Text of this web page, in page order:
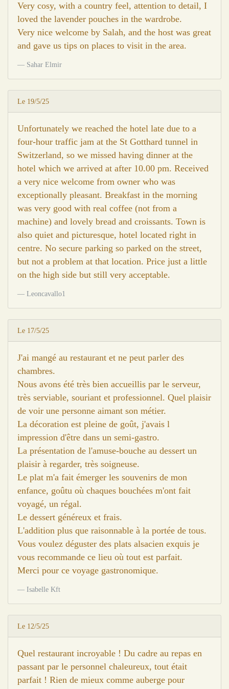
Very cosy, with a country feel, attention to detail, I
loved the lavender pouches in the wardrobe.
Very nice welcome by Salah, and the host was great
and gave us tips on places to visit in the area.
Sahar Elmir
Le 19/5/25
Unfortunately we reached the hotel late due to a
four-hour traffic jam at the St Gotthard tunnel in
Switzerland, so we missed having dinner at the
hotel which we arrived at after 10.00 pm. Received
a very nice welcome from owner who was
exceptionally pleasant. Breakfast in the morning
was very good with real coffee (not from a
machine) and lovely bread and croissants. Town is
also quiet and picturesque, hotel located right in
centre. No secure parking so parked on the street,
but not a problem at that location. Price just a little
on the high side but still very acceptable.
Leoncavallo1
Le 17/5/25
J'ai mangé au restaurant et ne peut parler des
chambres.
Nous avons été très bien accueillis par le serveur,
très serviable, souriant et professionnel. Quel plaisir
de voir une personne aimant son métier.
La décoration est pleine de goût, j'avais l
impression d'être dans un semi-gastro.
La présentation de l'amuse-bouche au dessert un
plaisir à regarder, très soigneuse.
Le plat m'a fait émerger les souvenirs de mon
enfance, goûtu où chaques bouchées m'ont fait
voyagé, un régal.
Le dessert généreux et frais.
L'addition plus que raisonnable à la portée de tous.
Vous voulez déguster des plats alsacien exquis je
vous recommande ce lieu où tout est parfait.
Merci pour ce voyage gastronomique.
Isabelle Kft
Le 12/5/25
Quel restaurant incroyable ! Du cadre au repas en
passant par le personnel chaleureux, tout était
parfait ! Rien de mieux comme auberge pour